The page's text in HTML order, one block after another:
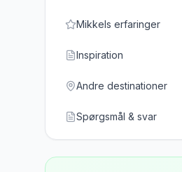
Mikkels erfaringer
Inspiration
Andre destinationer
Spørgsmål & svar